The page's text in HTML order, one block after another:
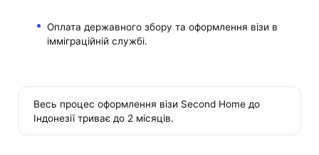
Оплата державного збору та оформлення візи в
імміграційній службі.
Весь процес оформлення візи Second Home до
Індонезії триває до 2 місяців.